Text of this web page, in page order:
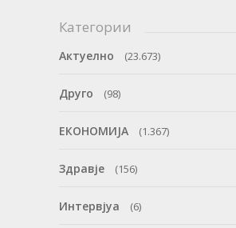
Категории
Актуелно (23.673)
Друго (98)
ЕКОНОМИЈА (1.367)
Здравје (156)
Интервјуа (6)